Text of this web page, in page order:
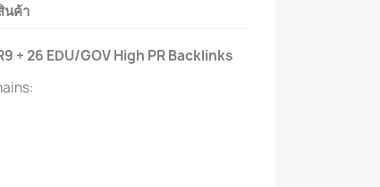
นค้า
+ 26 EDU/GOV High PR Backlinks